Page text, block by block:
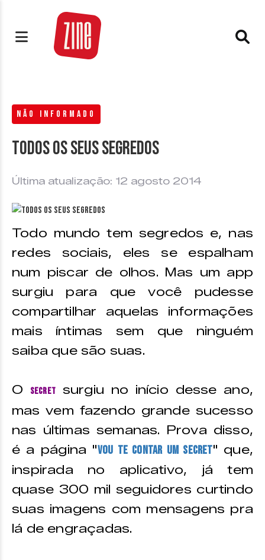
NÃO INFORMADO
Todos os seus segredos
Última atualização: 12 agosto 2014
Todo mundo tem segredos e, nas
redes sociais, eles se espalham
num piscar de olhos. Mas um app
surgiu para que você pudesse
compartilhar aquelas informações
mais íntimas sem que ninguém
saiba que são suas.
O Secret
surgiu no início desse ano,
mas vem fazendo grande sucesso
nas últimas semanas. Prova disso,
é a página "Vou te contar um Secret" que,
inspirada no aplicativo, já tem
quase 300 mil seguidores curtindo
suas imagens com mensagens pra
lá de engraçadas.